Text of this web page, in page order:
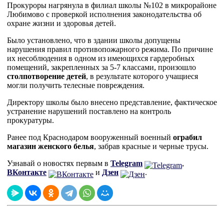
Прокуроры нагрянула в филиал школы №102 в микрорайоне
Любимово с проверкой исполнения законодательства об
охране жизни и здоровья детей.
Было установлено, что в здании школы допущены
нарушения правил противопожарного режима. По причине
их несоблюдения в одном из имеющихся гардеробных
помещений, закрепленных за 5-7 классами, произошло
столпотворение детей, в результате которого учащиеся
могли получить телесные повреждения.
Директору школы было внесено представление, фактическое
устранение нарушений поставлено на контроль
прокуратуры.
Ранее под Краснодаром вооруженный военный ограбил
магазин женского белья, забрав красные и черные трусы.
Узнавай о новостях первым в Telegram
,
ВКонтакте
и Дзен .